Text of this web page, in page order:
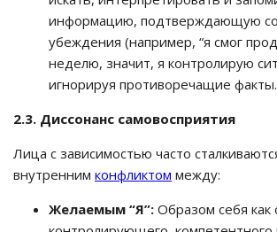
информацию, подтверждающую
убеждения (например, “я смог
неделю, значит, я контролирую
игнорируя противоречащие факты.
2.3. Диссонанс самовосприятия
Лица с зависимостью часто
внутренним конфликтом между:
Желаемым “Я”: Образом себя как